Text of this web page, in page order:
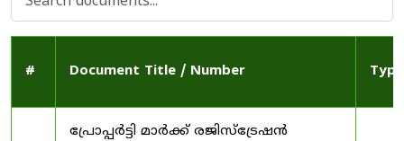
# Document Title / Number Type
പ്രോപ്പർട്ടി മാർക്ക് രജിസ്ട്രേഷൻ